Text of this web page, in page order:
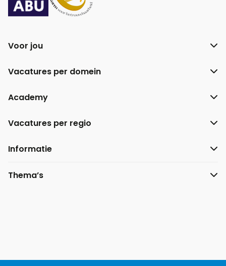
Voor jou
Vacatures per domein
Academy
Vacatures per regio
Informatie
Thema’s